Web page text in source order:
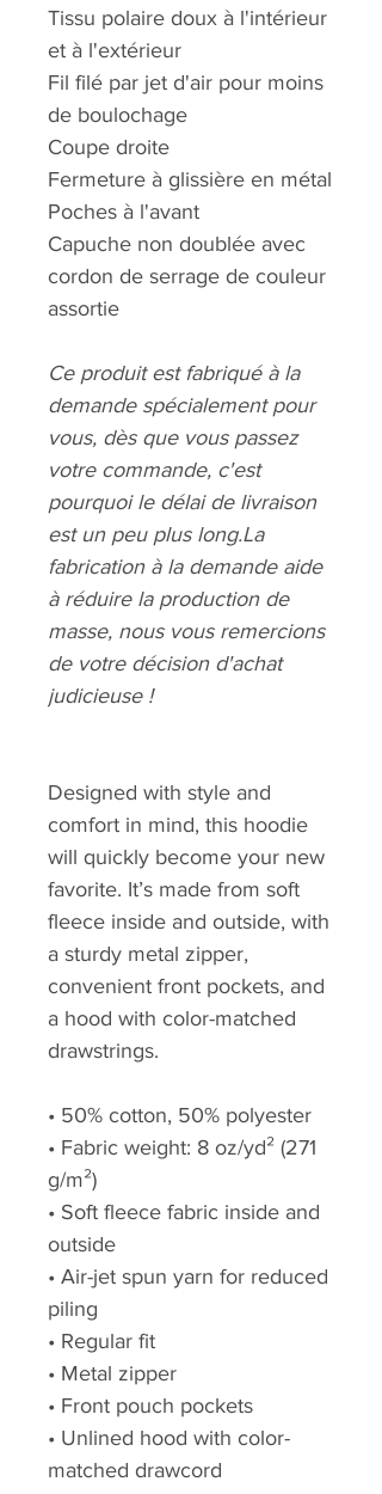
Tissu polaire doux à l'intérieur
et à l'extérieur
Fil filé par jet d'air pour moins
de boulochage
Coupe droite
Fermeture à glissière en métal
Poches à l'avant
Capuche non doublée avec
cordon de serrage de couleur
assortie
Ce produit est fabriqué à la
demande spécialement pour
vous, dès que vous passez
votre commande, c'est
pourquoi le délai de livraison
est un peu plus long.La
fabrication à la demande aide
à réduire la production de
masse, nous vous remercions
de votre décision d'achat
judicieuse !
Designed with style and
comfort in mind, this hoodie
will quickly become your new
favorite. It’s made from soft
fleece inside and outside, with
a sturdy metal zipper,
convenient front pockets, and
a hood with color-matched
drawstrings.
• 50% cotton, 50% polyester
• Fabric weight: 8 oz/yd² (271
g/m²)
• Soft fleece fabric inside and
outside
• Air-jet spun yarn for reduced
piling
• Regular fit
• Metal zipper
• Front pouch pockets
• Unlined hood with color-
matched drawcord